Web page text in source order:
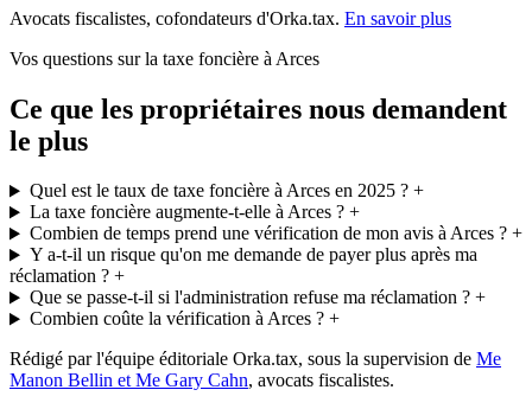
Avocats fiscalistes, cofondateurs d'Orka.tax. En savoir plus
Vos questions sur la taxe foncière à Arces
Ce que les propriétaires nous demandent
le plus
Quel est le taux de taxe foncière à Arces en 2025 ?+
La taxe foncière augmente-t-elle à Arces ?+
Combien de temps prend une vérification de mon avis à Arces ?+
Y a-t-il un risque qu'on me demande de payer plus après ma
réclamation ? +
Que se passe-t-il si l'administration refuse ma réclamation ?+
Combien coûte la vérification à Arces ?+
Rédigé par l'équipe éditoriale Orka.tax, sous la supervision de Me
Manon Bellin et Me Gary Cahn, avocats fiscalistes.